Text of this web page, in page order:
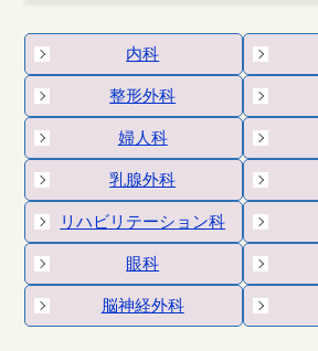
内科
整形外科
婦人科
乳腺外科
リハビリテーション科
眼科
脳神経外科